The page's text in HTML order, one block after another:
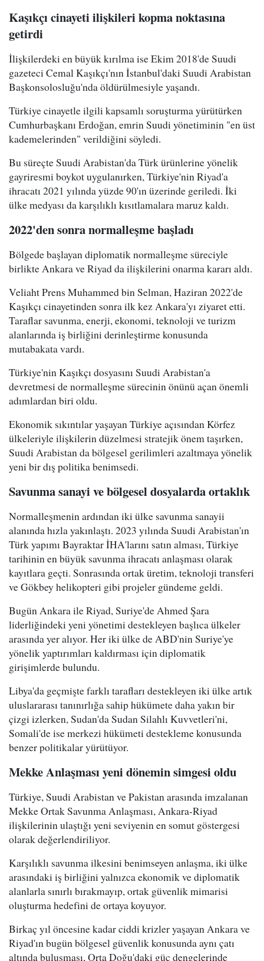
Kaşıkçı cinayeti ilişkileri kopma noktasına
getirdi
İlişkilerdeki en büyük kırılma ise Ekim 2018'de Suudi
gazeteci Cemal Kaşıkçı'nın İstanbul'daki Suudi Arabistan
Başkonsolosluğu'nda öldürülmesiyle yaşandı.
Türkiye cinayetle ilgili kapsamlı soruşturma yürütürken
Cumhurbaşkanı Erdoğan, emrin Suudi yönetiminin "en üst
kademelerinden" verildiğini söyledi.
Bu süreçte Suudi Arabistan'da Türk ürünlerine yönelik
gayriresmi boykot uygulanırken, Türkiye'nin Riyad'a
ihracatı 2021 yılında yüzde 90'ın üzerinde geriledi. İki
ülke medyası da karşılıklı kısıtlamalara maruz kaldı.
2022'den sonra normalleşme başladı
Bölgede başlayan diplomatik normalleşme süreciyle
birlikte Ankara ve Riyad da ilişkilerini onarma kararı aldı.
Veliaht Prens Muhammed bin Selman, Haziran 2022'de
Kaşıkçı cinayetinden sonra ilk kez Ankara'yı ziyaret etti.
Taraflar savunma, enerji, ekonomi, teknoloji ve turizm
alanlarında iş birliğini derinleştirme konusunda
mutabakata vardı.
Türkiye'nin Kaşıkçı dosyasını Suudi Arabistan'a
devretmesi de normalleşme sürecinin önünü açan önemli
adımlardan biri oldu.
Ekonomik sıkıntılar yaşayan Türkiye açısından Körfez
ülkeleriyle ilişkilerin düzelmesi stratejik önem taşırken,
Suudi Arabistan da bölgesel gerilimleri azaltmaya yönelik
yeni bir dış politika benimsedi.
Savunma sanayi ve bölgesel dosyalarda ortaklık
Normalleşmenin ardından iki ülke savunma sanayii
alanında hızla yakınlaştı. 2023 yılında Suudi Arabistan'ın
Türk yapımı Bayraktar İHA'larını satın alması, Türkiye
tarihinin en büyük savunma ihracatı anlaşması olarak
kayıtlara geçti. Sonrasında ortak üretim, teknoloji transferi
ve Gökbey helikopteri gibi projeler gündeme geldi.
Bugün Ankara ile Riyad, Suriye'de Ahmed Şara
liderliğindeki yeni yönetimi destekleyen başlıca ülkeler
arasında yer alıyor. Her iki ülke de ABD'nin Suriye'ye
yönelik yaptırımları kaldırması için diplomatik
girişimlerde bulundu.
Libya'da geçmişte farklı tarafları destekleyen iki ülke artık
uluslararası tanınırlığa sahip hükümete daha yakın bir
çizgi izlerken, Sudan'da Sudan Silahlı Kuvvetleri'ni,
Somali'de ise merkezi hükümeti destekleme konusunda
benzer politikalar yürütüyor.
Mekke Anlaşması yeni dönemin simgesi oldu
Türkiye, Suudi Arabistan ve Pakistan arasında imzalanan
Mekke Ortak Savunma Anlaşması, Ankara-Riyad
ilişkilerinin ulaştığı yeni seviyenin en somut göstergesi
olarak değerlendiriliyor.
Karşılıklı savunma ilkesini benimseyen anlaşma, iki ülke
arasındaki iş birliğini yalnızca ekonomik ve diplomatik
alanlarla sınırlı bırakmayıp, ortak güvenlik mimarisi
oluşturma hedefini de ortaya koyuyor.
Birkaç yıl öncesine kadar ciddi krizler yaşayan Ankara ve
Riyad'ın bugün bölgesel güvenlik konusunda aynı çatı
altında buluşması, Orta Doğu'daki güç dengelerinde